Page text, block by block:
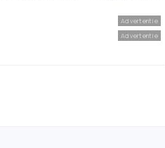
Advertentie
Advertentie